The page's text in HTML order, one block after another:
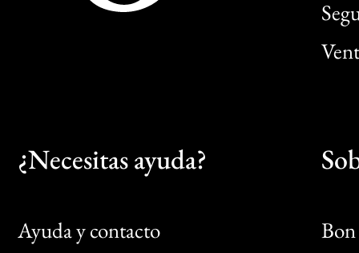
¿Necesitas ayuda?
Ayuda y contacto